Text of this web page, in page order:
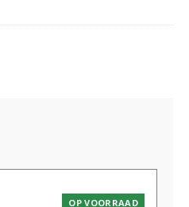
OP VOORRAAD